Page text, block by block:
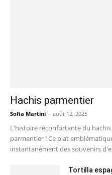
Hachis parmentier
Sofia Martini - août 12, 2025
L'histoire réconfortante du
parmentier ! Ce plat
instantanément des souvenirs
Tortilla